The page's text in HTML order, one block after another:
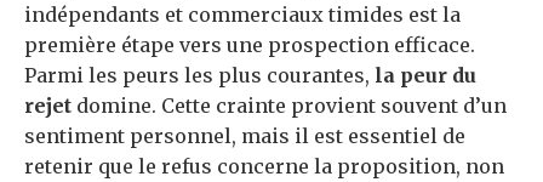
indépendants et commerciaux timides est la
première étape vers une prospection efficace.
Parmi les peurs les plus courantes, la peur du
rejet domine. Cette crainte provient souvent d’un
sentiment personnel, mais il est essentiel de
retenir que le refus concerne la proposition, non